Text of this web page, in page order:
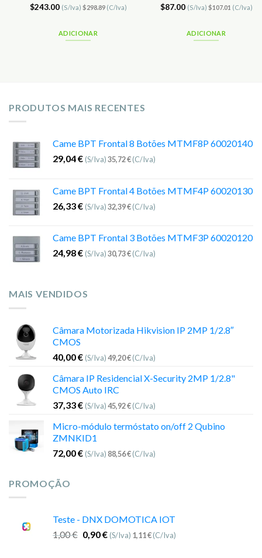
$243.00 (S/Iva) $298.89(C/Iva)
ADICIONAR
$87.00 (S/Iva) $107.01 (C/Iva)
ADICIONAR
PRODUTOS MAIS RECENTES
Came BPT Frontal 8 Botões MTMF8P 60020140
29,04€ (S/Iva)35,72€(C/Iva)
Came BPT Frontal 4 Botões MTMF4P 60020130
26,33€ (S/Iva)32,39€(C/Iva)
Came BPT Frontal 3 Botões MTMF3P 60020120
24,98€ (S/Iva)30,73€(C/Iva)
MAIS VENDIDOS
Câmara Motorizada Hikvision IP 2MP 1/2.8″
CMOS
40,00€ (S/Iva)49,20€(C/Iva)
Câmara IP Residencial X-Security 2MP 1/2.8"
CMOS Auto IRC
37,33€ (S/Iva)45,92€(C/Iva)
Micro-módulo termóstato on/off 2 Qubino
ZMNKID1
72,00€ (S/Iva) 88,56€(C/Iva)
PROMOÇÃO
Teste - DNX DOMOTICA IOT
1,00€ 0,90€ (S/Iva) 1,11€(C/Iva)